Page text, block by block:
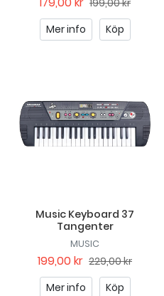
199,00 kr
Mer info
Köp
Music Keyboard 37
Tangenter
MUSIC
199,00 kr 229,00 kr
Mer info
Köp